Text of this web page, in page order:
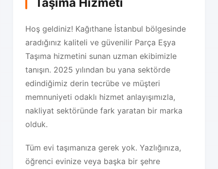
Hoş geldiniz! Kağıthane İstanbul bölgesinde
aradığınız kaliteli ve güvenilir Parça Eşya
Taşıma hizmetini sunan uzman ekibimizle
tanışın. 2025 yılından bu yana sektörde
edindiğimiz derin tecrübe ve müşteri
memnuniyeti odaklı hizmet anlayışımızla,
nakliyat sektöründe fark yaratan bir marka
olduk.
Tüm evi taşımanıza gerek yok. Yazlığınıza,
öğrenci evinize veya başka bir şehre